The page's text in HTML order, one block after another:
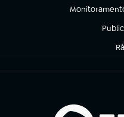
(abre em nova
(abre